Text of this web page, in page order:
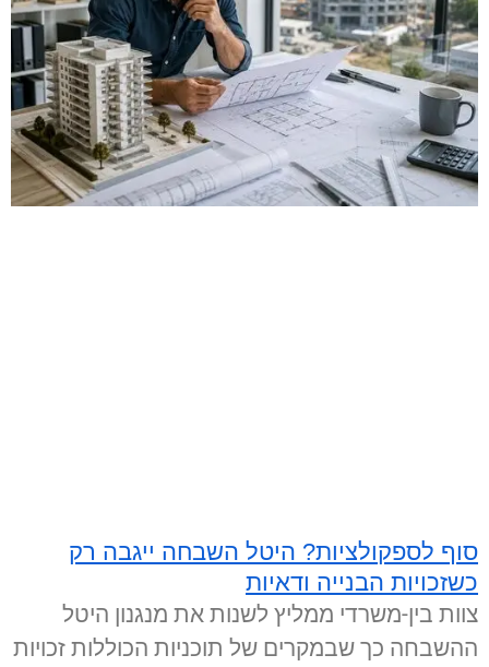
סוף לספקולציות? היטל השבחה ייגבה רק
כשזכויות הבנייה ודאיות
צוות בין-משרדי ממליץ לשנות את מנגנון היטל
ההשבחה כך שבמקרים של תוכניות הכוללות זכויות